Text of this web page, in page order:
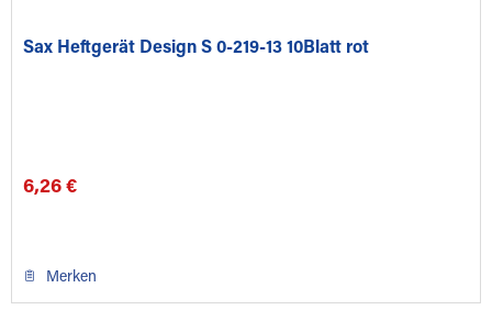
Sax Heftgerät Design S 0-219-13 10Blatt rot
6,26 €
Merken